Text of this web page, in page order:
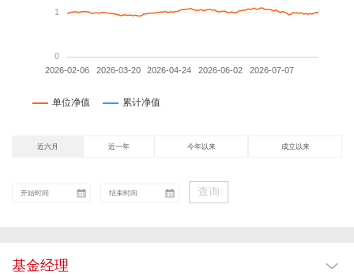
近六月 近一年 今年以来 成立以来
查询
基金经理